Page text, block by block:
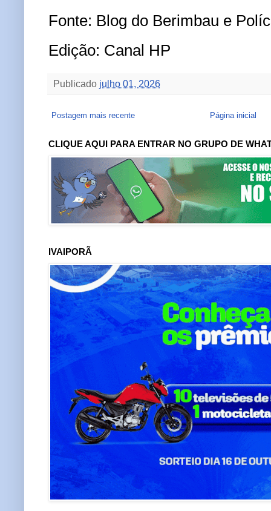
Fonte: Blog do Berimbau e
Edição: Canal HP
Publicado julho 01, 2026
Postagem mais recente Página inicial
CLIQUE AQUI PARA ENTRAR NO GRUPO DE
IVAIPORÃ